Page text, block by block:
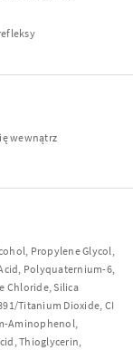
wewnątrz
Propylene Glycol,
Polyquaternium-6,
Chloride, Silica
Titanium Dioxide, CI
Aminophenol,
Thioglycerin,